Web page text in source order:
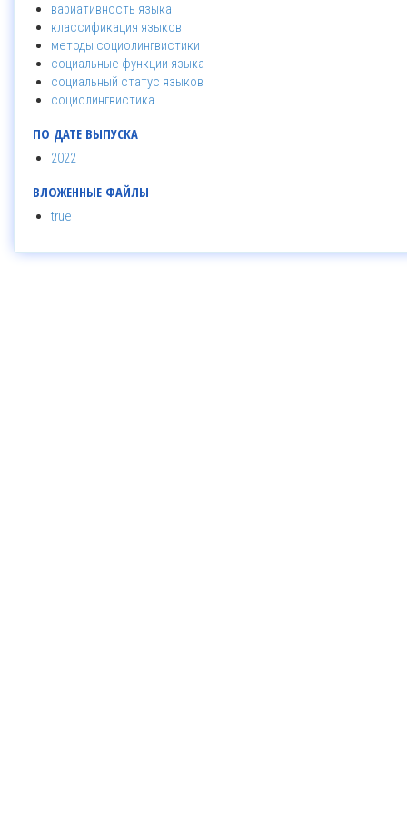
вариативность языка
классификация языков
методы социолингвистики
социальные функции языка
социальный статус языков
социолингвистика
ПО ДАТЕ ВЫПУСКА
2022
ВЛОЖЕННЫЕ ФАЙЛЫ
true